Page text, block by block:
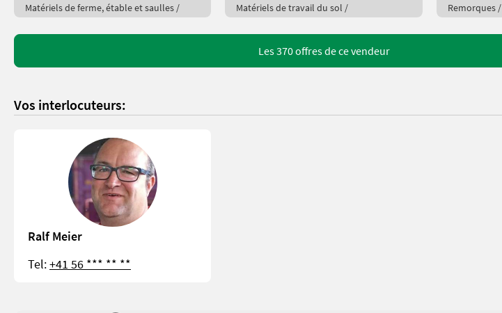
Matériels de ferme, étable et saulles / Matériels de travail du sol / Remorques /
Les 370 offres de ce vendeur
Vos interlocuteurs:
Ralf Meier
Tel:+41 56 *** ** **